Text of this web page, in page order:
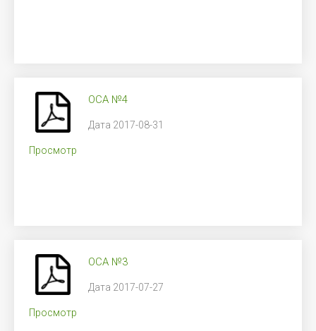
Просмотр
ОСА №4
Дата 2017-08-31
Просмотр
ОСА №3
Дата 2017-07-27